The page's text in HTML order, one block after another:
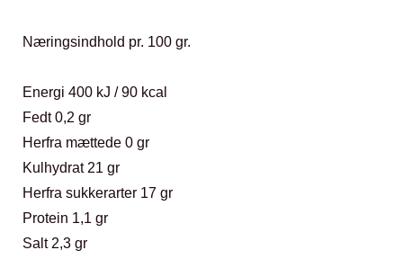
Næringsindhold pr. 100 gr.
Energi 400 kJ / 90 kcal
Fedt 0,2 gr
Herfra mættede 0 gr
Kulhydrat 21 gr
Herfra sukkerarter 17 gr
Protein 1,1 gr
Salt 2,3 gr